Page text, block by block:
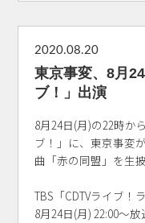
2020.08.20
東京事変、8月
ブ！」出演
8月24日(月)の22時か
ブ！」に、東京事変
曲「赤の同盟」を生
TBS「CDTVライブ！
8月24日(月) 22:00～放